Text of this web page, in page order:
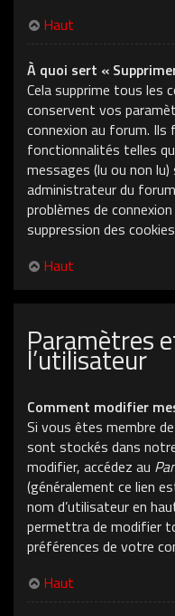
Haut
À quoi sert «
Cela supprime tous les
conservent vos
connexion au forum.
fonctionnalités telles
messages (lu ou non
administrateur du
problèmes de
suppression des
Haut
Paramètres
l’utilisateur
Comment modifier
Si vous êtes membre
sont stockés dans
modifier, accédez au
(généralement ce lien
nom d’utilisateur en
permettra de modifier
préférences de votre
Haut